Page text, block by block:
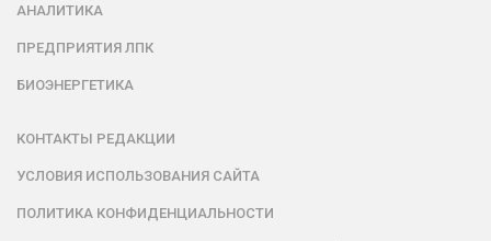
АНАЛИТИКА
ПРЕДПРИЯТИЯ ЛПК
БИОЭНЕРГЕТИКА
КОНТАКТЫ РЕДАКЦИИ
УСЛОВИЯ ИСПОЛЬЗОВАНИЯ САЙТА
ПОЛИТИКА КОНФИДЕНЦИАЛЬНОСТИ